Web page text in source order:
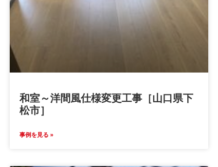
和室～洋間風仕様変更工事［山口県下
松市］
事例を見る »